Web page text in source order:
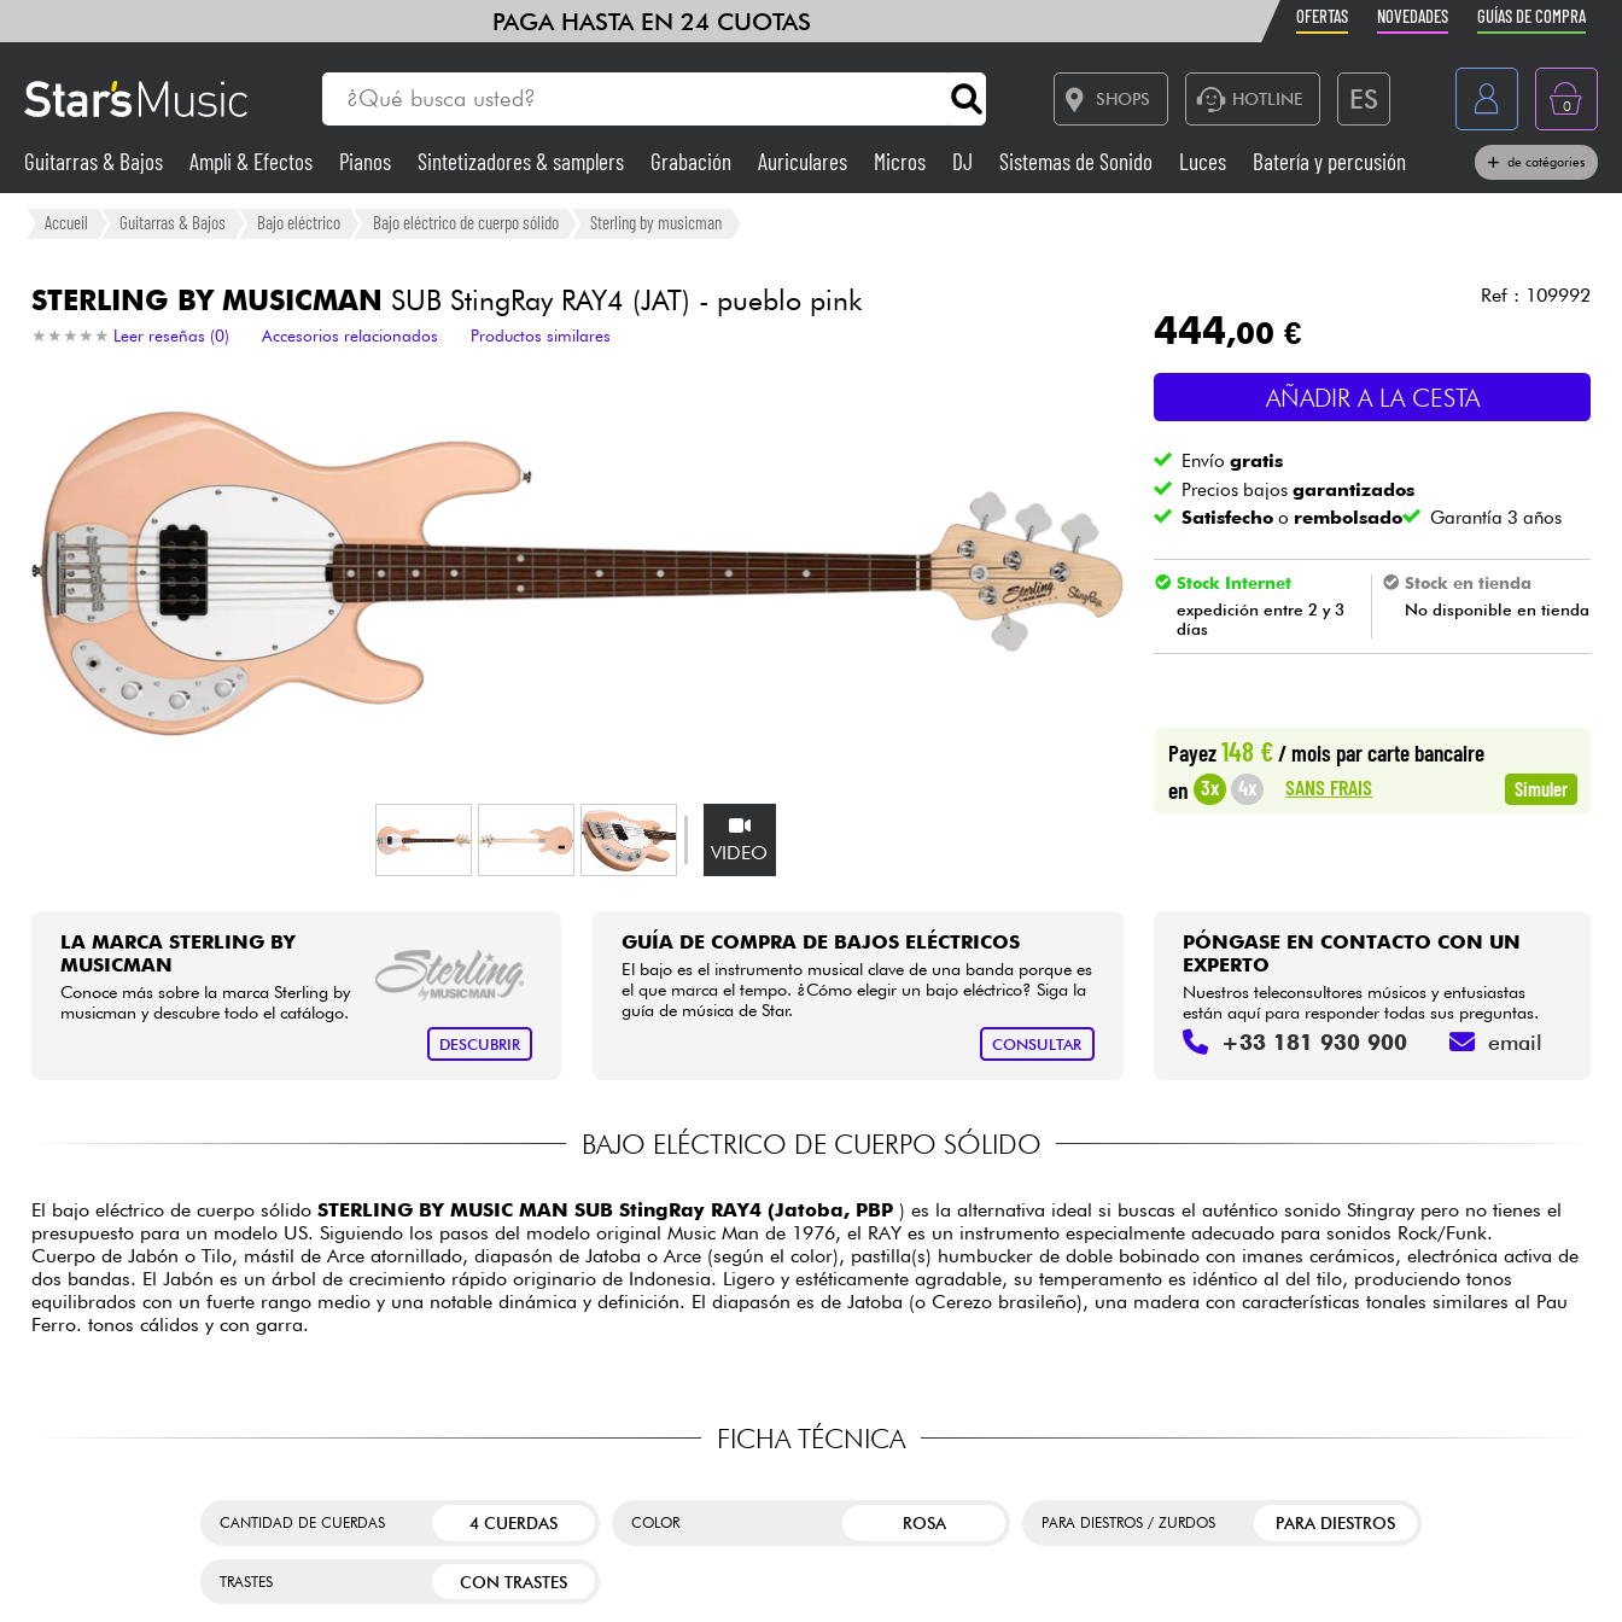
PAGA HASTA EN 24 CUOTAS OFERTAS NOVEDADES GUÍAS DE COMPRA
SHOPS HOTLINE ES
France
Belgique
Nederland
0
Guitarras & Bajos Ampli & Efectos
Sintetizadores & samplers Grabación
Sistemas de Sonido
Luces Vientos
Violines y cuarteto Cables & Acces.
HiFi Bundle
Ver nuestras marcas
Guitarras & Bajos Ampli & Efectos Pianos Sintetizadores & samplers Grabación Auriculares Micros DJ Sistemas de Sonido Luces Batería y percusión de catégories
Accueil Guitarras & Bajos Bajo eléctrico Bajo eléctrico de cuerpo sólido Sterling by musicman
STERLING BY MUSICMAN SUB StingRay RAY4 (JAT) - pueblo pink
★ ★ ★ ★ ★
★ ★ ★ ★ ★ Leer reseñas (0) Accesorios relacionados Productos similares
VIDEO
Ref : 109992
444,00 €
AÑADIR A LA CESTA
Envíogratis
Precios bajosgarantizados
Satisfecho o rembolsado Garantía 3 años
Stock Internet
expedición entre 2 y 3
días
Stock en tienda
No disponible en tienda
Payez148 €/ mois par carte bancaire
en 3x 4x SANS FRAIS Simuler
LA MARCA STERLING BY
MUSICMAN
Conoce más sobre la marca Sterling by
musicman y descubre todo el catálogo.
DESCUBRIR
GUÍA DE COMPRA DE BAJOS ELÉCTRICOS
El bajo es el instrumento musical clave de una banda porque es
el que marca el tempo. ¿Cómo elegir un bajo eléctrico? Siga la
guía de música de Star.
CONSULTAR
PÓNGASE EN CONTACTO CON UN
EXPERTO
Nuestros teleconsultores músicos y entusiastas
están aquí para responder todas sus preguntas.
+33 181 930 900 email
BAJO ELÉCTRICO DE CUERPO SÓLIDO
El bajo eléctrico de cuerpo sólido STERLING BY MUSIC MAN SUB StingRay RAY4 (Jatoba, PBP) es la alternativa ideal si buscas el auténtico sonido Stingray pero no tienes el
presupuesto para un modelo US. Siguiendo los pasos del modelo original Music Man de 1976, el RAY es un instrumento especialmente adecuado para sonidos Rock/Funk.
Cuerpo de Jabón o Tilo, mástil de Arce atornillado, diapasón de Jatoba o Arce (según el color), pastilla(s) humbucker de doble bobinado con imanes cerámicos, electrónica activa de
dos bandas. El Jabón es un árbol de crecimiento rápido originario de Indonesia. Ligero y estéticamente agradable, su temperamento es idéntico al del tilo, produciendo tonos
equilibrados con un fuerte rango medio y una notable dinámica y definición. El diapasón es de Jatoba (o Cerezo brasileño), una madera con características tonales similares al Pau
Ferro. tonos cálidos y con garra.
FICHA TÉCNICA
CANTIDAD DE CUERDAS 4 CUERDAS COLOR ROSA PARA DIESTROS / ZURDOS PARA DIESTROS
TRASTES CON TRASTES